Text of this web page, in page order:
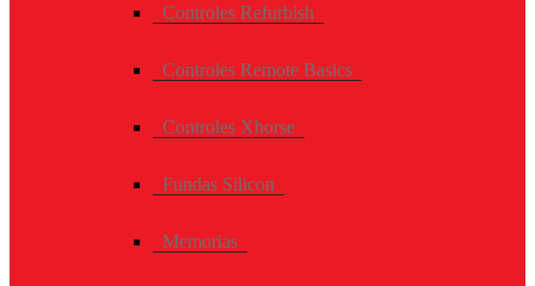
Controles Refurbish
Controles Remote Basics
Controles Xhorse
Fundas Silicon
Memorias